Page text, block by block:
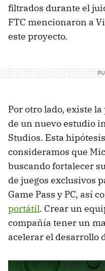
filtrados durante el
FTC mencionaron a
este proyecto.
Por otro lado, existe
de un nuevo estudio
Studios. Esta
consideramos que
buscando fortalecer
de juegos exclusivos
Game Pass y PC, así
portátil. Crear un
compañía tener un
acelerar el desarrollo